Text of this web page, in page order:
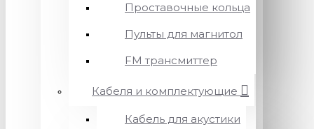
Проставочные кольца
Пульты для магнитол
FM трансмиттер
Кабеля и комплектующие
Кабель для акустики